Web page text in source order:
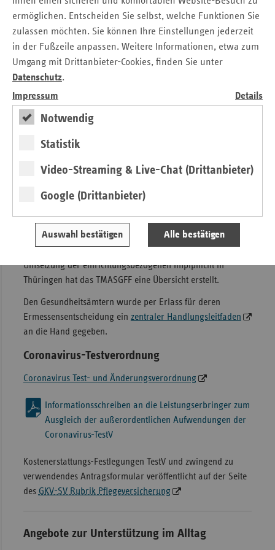
ermöglichen. Entscheiden Sie selbst, welche Funktionen Sie
zulassen möchten. Sie können Ihre Einstellungen jederzeit
in der Fußzeile anpassen. Weitere Informationen, etwa zum
Umgang mit Drittanbieter-Cookies, finden Sie unter
Datenschutz.
Impressum
Details
Notwendig
Statistik
Video-Streaming & Live-Chat (Drittanbieter)
Google (Drittanbieter)
Auswahl bestätigen Alle bestätigen
Anschreiben Pflegeeinrichtungen
Ausfüllhilfe gesetzliche Meldepflicht
Weitere Informationen sind auf der
veröffentlicht.
Aufgrund des Gesetzes zur Stärkung der Impfprävention
Gesundheits- und Pflegebereichs künftig nachweisen, dass
Gründen nicht geimpft werden können.
Das BMG hat dazu eine Handreichung in Form von FAQ zur
Tätigkeiten (§ 20a IfSG) erstellt.
Zu den einzelnen Schritten und zeitlichen Dimensionen zur
Umsetzung der einrichtungsbezogenen Impfpflicht in
Thüringen hat das TMASGFF eine Übersicht erstellt.
Den Gesundheitsämtern wurde per Erlass für deren
Ermessensentscheidung ein zentraler Handlungsleitfaden
an die Hand gegeben.
Coronavirus-Testverordnung
Coronavirus Test- und Änderungsverordnung
Informationsschreiben an die Leistungserbringer zum
Ausgleich der außerordentlichen Aufwendungen der
Coronavirus-TestV
Kostenerstattungs-Festlegungen TestV und zwingend zu
verwendendes Antragsformular veröffentlicht auf der Seite
des GKV-SV Rubrik Pflegeversicherung
Angebote zur Unterstützung im Alltag